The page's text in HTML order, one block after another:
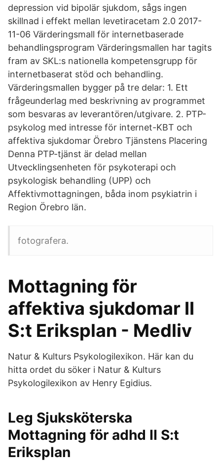
depression vid bipolär sjukdom, sågs ingen
skillnad i effekt mellan levetiracetam 2.0 2017-
11-06 Värderingsmall för internetbaserade
behandlingsprogram Värderingsmallen har tagits
fram av SKL:s nationella kompetensgrupp för
internetbaserat stöd och behandling.
Värderingsmallen bygger på tre delar: 1. Ett
frågeunderlag med beskrivning av programmet
som besvaras av leverantören/utgivare. 2. PTP-
psykolog med intresse för internet-KBT och
affektiva sjukdomar Örebro Tjänstens Placering
Denna PTP-tjänst är delad mellan
Utvecklingsenheten för psykoterapi och
psykologisk behandling (UPP) och
Affektivmottagningen, båda inom psykiatrin i
Region Örebro län.
fotografera.
Mottagning för
affektiva sjukdomar II
S:t Eriksplan - Medliv
Natur & Kulturs Psykologilexikon. Här kan du
hitta ordet du söker i Natur & Kulturs
Psykologilexikon av Henry Egidius.
Leg Sjuksköterska
Mottagning för adhd II S:t
Eriksplan